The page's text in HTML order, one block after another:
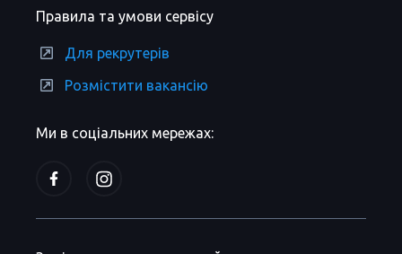
Ми в соціальних мережах:
Правила та умови сервісу
Для рекрутерів
Розмістити вакансію